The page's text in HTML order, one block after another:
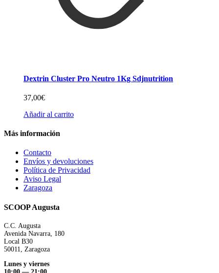
Dextrin Cluster Pro Neutro 1Kg Sdjnutrition
37,00€
Añadir al carrito
Más información
Contacto
Envíos y devoluciones
Política de Privacidad
Aviso Legal
Zaragoza
SCOOP Augusta
C.C. Augusta
Avenida Navarra, 180
Local B30
50011, Zaragoza
Lunes y viernes